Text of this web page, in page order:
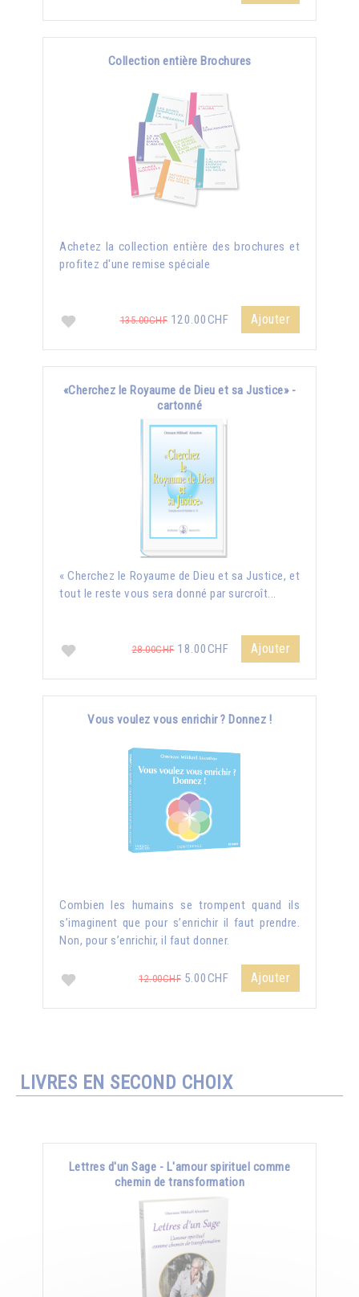
Collection entière Brochures
Achetez la collection entière des brochures et
profitez d'une remise spéciale
135.00CHF 120.00CHF Ajouter
«Cherchez le Royaume de Dieu et sa Justice» -
cartonné
« Cherchez le Royaume de Dieu et sa Justice, et
tout le reste vous sera donné par surcroît...
28.00CHF18.00CHF Ajouter
Vous voulez vous enrichir ? Donnez !
Combien les humains se trompent quand ils
s’imaginent que pour s’enrichir il faut prendre.
Non, pour s’enrichir, il faut donner.
12.00CHF 5.00CHF Ajouter
LIVRES EN SECOND CHOIX
Lettres d'un Sage - L'amour spirituel comme
chemin de transformation